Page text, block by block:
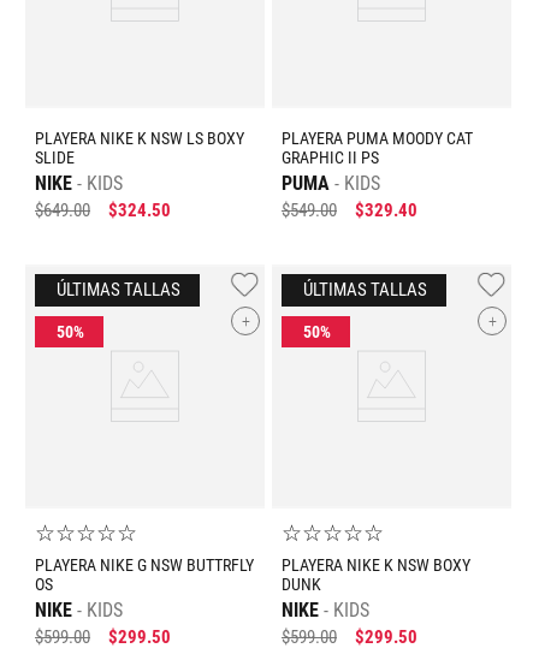
PLAYERA NIKE K NSW LS BOXY
SLIDE
NIKE KIDS
$649.00 $324.50
PLAYERA PUMA MOODY CAT
GRAPHIC II PS
PUMA KIDS
$549.00 $329.40
+
☆☆☆☆☆
PLAYERA NIKE G NSW BUTTRFLY
OS
NIKE KIDS
$599.00 $299.50
+
☆☆☆☆☆
PLAYERA NIKE K NSW BOXY
DUNK
NIKE KIDS
$599.00 $299.50